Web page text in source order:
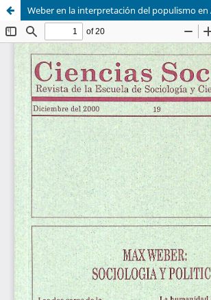
Weber en la interpretación del populismo en